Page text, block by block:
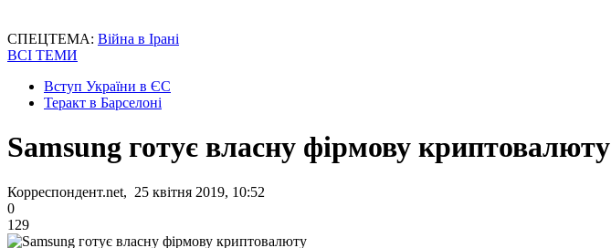
СПЕЦТЕМА: Війна в Ірані
ВСІ ТЕМИ
Вступ України в ЄС
Теракт в Барселоні
Samsung готує власну фірмову криптовалюту
Корреспондент.net, 25 квітня 2019, 10:52
0
129